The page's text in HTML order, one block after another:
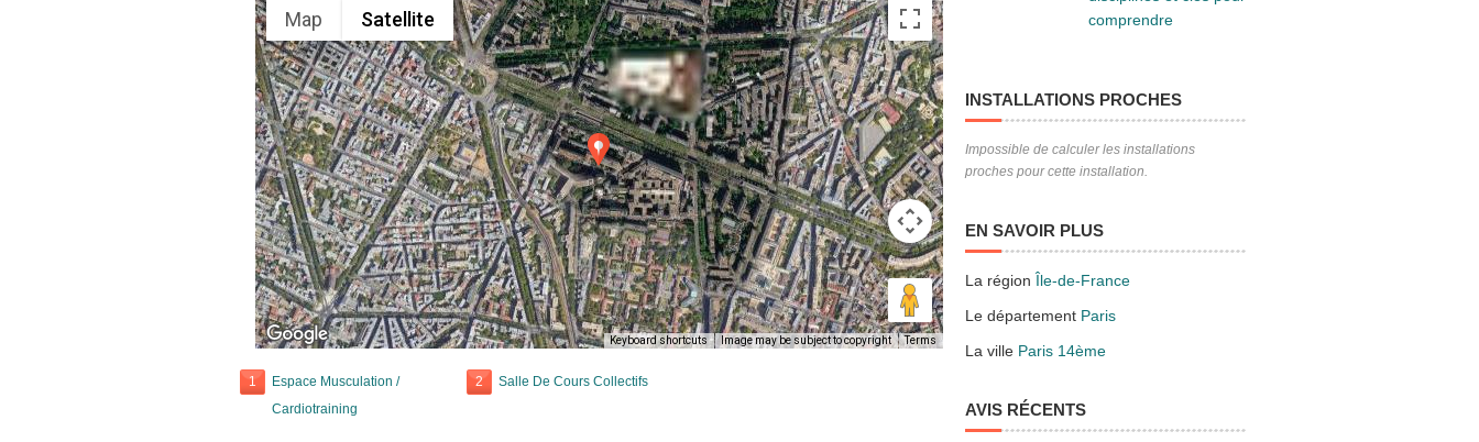
Map Satellite
Keyboard shortcuts Image may be subject to copyright Terms
1
Espace Musculation /
Cardiotraining
2 Salle De Cours Collectifs
comprendre
INSTALLATIONS PROCHES
Impossible de calculer les installations
proches pour cette installation.
EN SAVOIR PLUS
La région Île-de-France
Le département Paris
La ville Paris 14ème
AVIS RÉCENTS